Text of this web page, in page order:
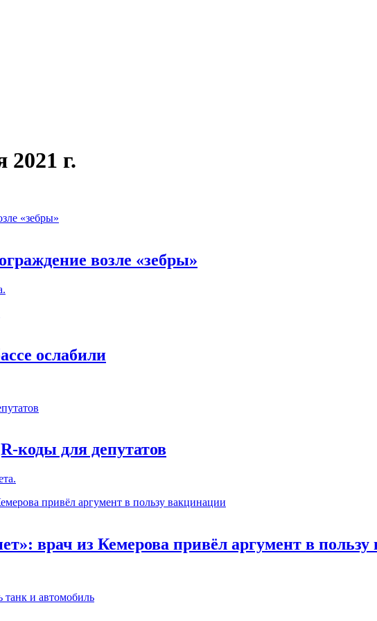
2021 г.
возле «зебры»
ослабили
коды для депутатов
врач из Кемерова привёл аргумент в